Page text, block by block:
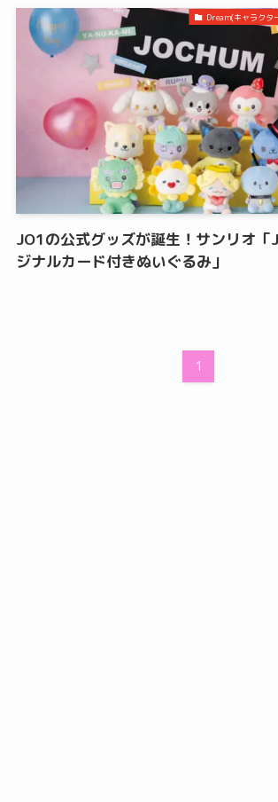
Dream(キャラクタ
JO1の公式グッズが誕生！サンリオ
ジナルカード付きぬいぐるみ」
1